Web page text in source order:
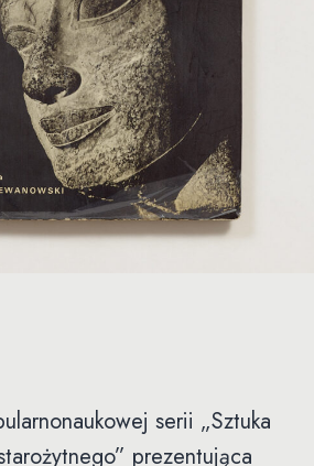
serii „Sztuka
prezentująca